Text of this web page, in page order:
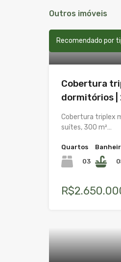
Outros imóveis
Recomendado por
Cobertura
dormitórios |
Cobertura triplex
suítes, 300 m²…
Quartos
03